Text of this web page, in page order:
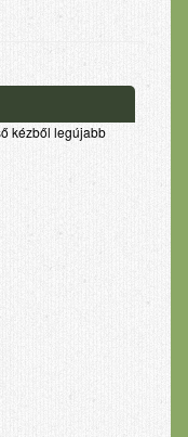
kézből legújabb